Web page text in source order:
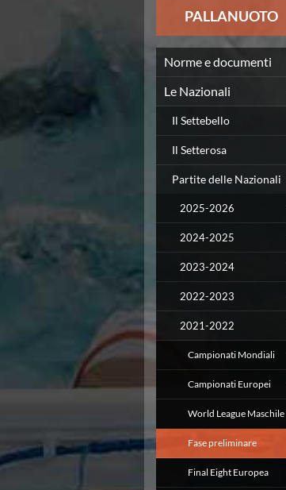
News
Europei a modo Mei
Nuoto
Eventi attività agonistica
Calendario nazionale
Norme e documenti
Risultati e Classifiche
Graduatorie
Graduatorie Stagione 2025-2026
Azzurri
Records
News
Flash News
Pallanuoto
Norme e documenti
Le Nazionali
Coppa Italia
Campionato A1 Maschile
Campionato A1 Femminile
Campionato A2 Maschile
Campionato A2 Femminile
Campionato B Maschile
Storico Campionati 2003-2017
Finali Giovanili
Trofei delle Regioni
CoMeN Cup
PALLANUOTO
Norme e documenti
Le Nazionali
Il Settebello
Il Setterosa
Partite delle Nazionali
2025-2026
2024-2025
2023-2024
2022-2023
2021-2022
Campionati Mondiali
Campionati Europei
World League Maschile
Fase preliminare
Final Eight Europea